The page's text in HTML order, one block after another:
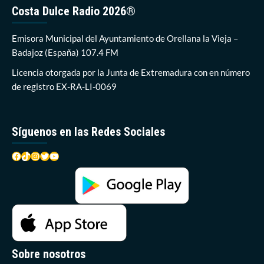
oficio
el
actual
urbanístico
con
termosolar
Costa Dulce Radio 2026®
Emisora Municipal del Ayuntamiento de Orellana la Vieja –
Badajoz (España) 107.4 FM
Licencia otorgada por la Junta de Extremadura con en número
de registro EX-RA-LI-0069
Síguenos en las Redes Sociales
Facebook
TikTok
Instagram
Twitter
YouTube
Sobre nosotros